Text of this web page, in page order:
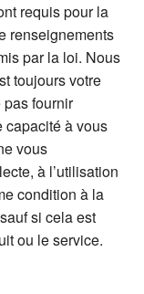
requis pour la
renseignements
par la loi. Nous
toujours votre
fournir
capacité à vous
vous
à l’utilisation
condition à la
si cela est
ou le service.